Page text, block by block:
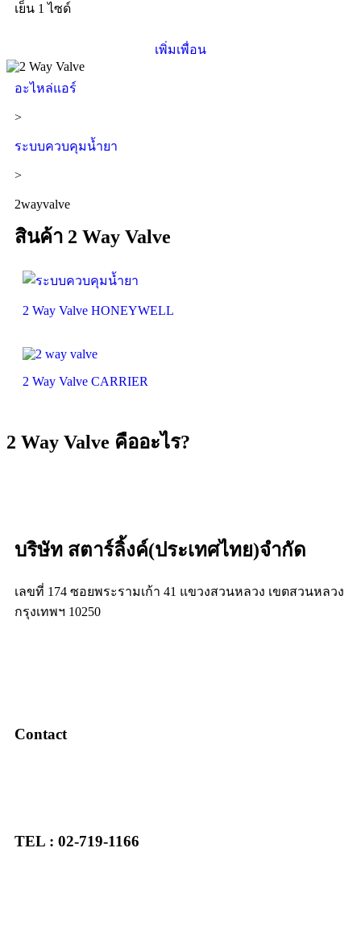
เย็น 1 ไซด์
เพิ่มเพื่อน
อะไหล่แอร์
>
ระบบควบคุมน้ำยา
>
2wayvalve
สินค้า 2 Way Valve
2 Way Valve HONEYWELL
2 Way Valve CARRIER
2 Way Valve คืออะไร?
บริษัท สตาร์ลิ้งค์(ประเทศไทย)จำกัด
เลขที่ 174 ซอยพระรามเก้า 41 แขวงสวนหลวง เขตสวนหลวง
กรุงเทพฯ 10250
Contact
TEL : 02-719-1166